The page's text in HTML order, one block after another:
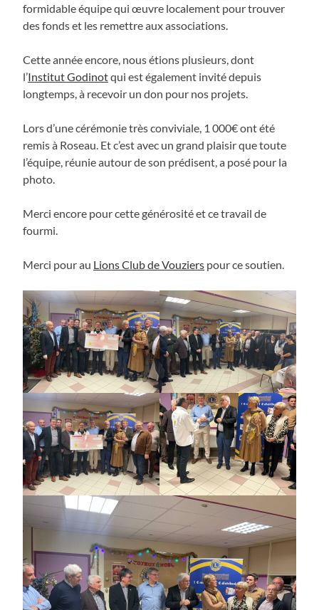
formidable équipe qui œuvre localement pour trouver
des fonds et les remettre aux associations.
Cette année encore, nous étions plusieurs, dont
l’Institut Godinotqui est également invité depuis
longtemps, à recevoir un don pour nos projets.
Lors d’une cérémonie très conviviale, 1 000€ ont été
remis à Roseau. Et c’est avec un grand plaisir que toute
l’équipe, réunie autour de son prédisent, a posé pour la
photo.
Merci encore pour cette générosité et ce travail de
fourmi.
Merci pour au Lions Club de Vouziers pour ce soutien.